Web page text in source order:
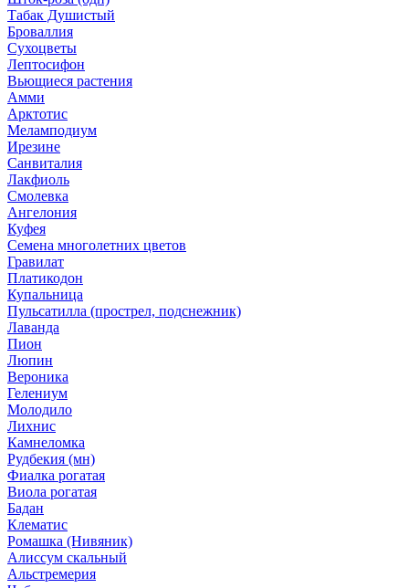
Табак Душистый
Броваллия
Сухоцветы
Лептосифон
Вьющиеся растения
Амми
Арктотис
Меламподиум
Ирезине
Санвиталия
Лакфиоль
Смолевка
Ангелония
Куфея
Семена многолетних цветов
Гравилат
Платикодон
Купальница
Пульсатилла (прострел, подснежник)
Лаванда
Пион
Люпин
Вероника
Гелениум
Молодило
Лихнис
Камнеломка
Рудбекия (мн)
Фиалка рогатая
Виола рогатая
Бадан
Клематис
Ромашка (Нивяник)
Алиссум скальный
Альстремерия